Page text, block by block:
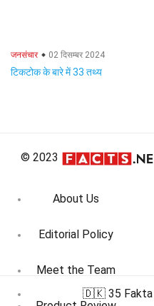
जनसंचार 02 दिसम्बर 2024
टिकटोक के बारे में 33 तथ्य
© 2023
About Us
Editorial Policy
Meet the Team
🇩🇰 35 Fakta